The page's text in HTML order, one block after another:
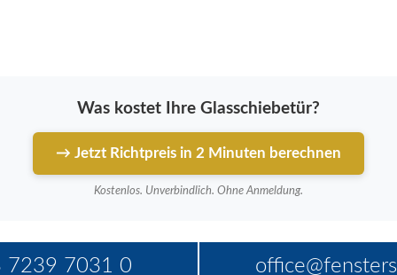
Was kostet Ihre Glasschiebetür?
→ Jetzt Richtpreis in 2 Minuten berechnen
Kostenlos. Unverbindlich. Ohne Anmeldung.
7239 7031 0